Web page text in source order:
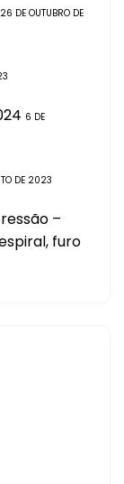
26 DE OUTUBRO DE
6 DE
DE 2023
–
furo